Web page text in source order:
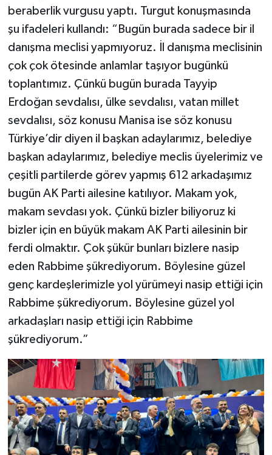
beraberlik vurgusu yaptı. Turgut konuşmasında
şu ifadeleri kullandı: “Bugün burada sadece bir il
danışma meclisi yapmıyoruz. İl danışma meclisinin
çok çok ötesinde anlamlar taşıyor bugünkü
toplantımız. Çünkü bugün burada Tayyip
Erdoğan sevdalısı, ülke sevdalısı, vatan millet
sevdalısı, söz konusu Manisa ise söz konusu
Türkiye’dir diyen il başkan adaylarımız, belediye
başkan adaylarımız, belediye meclis üyelerimiz ve
çeşitli partilerde görev yapmış 612 arkadaşımız
bugün AK Parti ailesine katılıyor. Makam yok,
makam sevdası yok. Çünkü bizler biliyoruz ki
bizler için en büyük makam AK Parti ailesinin bir
ferdi olmaktır. Çok şükür bunları bizlere nasip
eden Rabbime şükrediyorum. Böylesine güzel
genç kardeşlerimizle yol yürümeyi nasip ettiği için
Rabbime şükrediyorum. Böylesine güzel yol
arkadaşları nasip ettiği için Rabbime
şükrediyorum.”